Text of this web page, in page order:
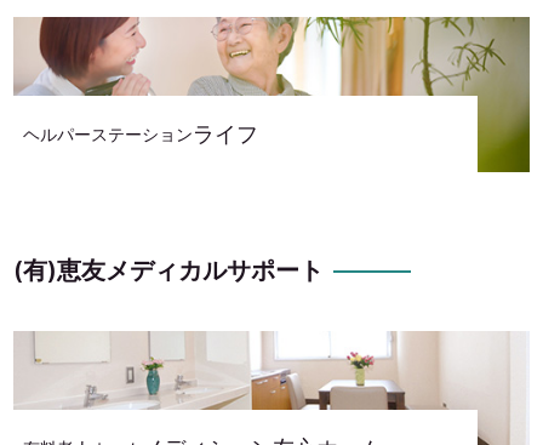
ヘルパーステーションライフ
(有)恵友メディカルサポート